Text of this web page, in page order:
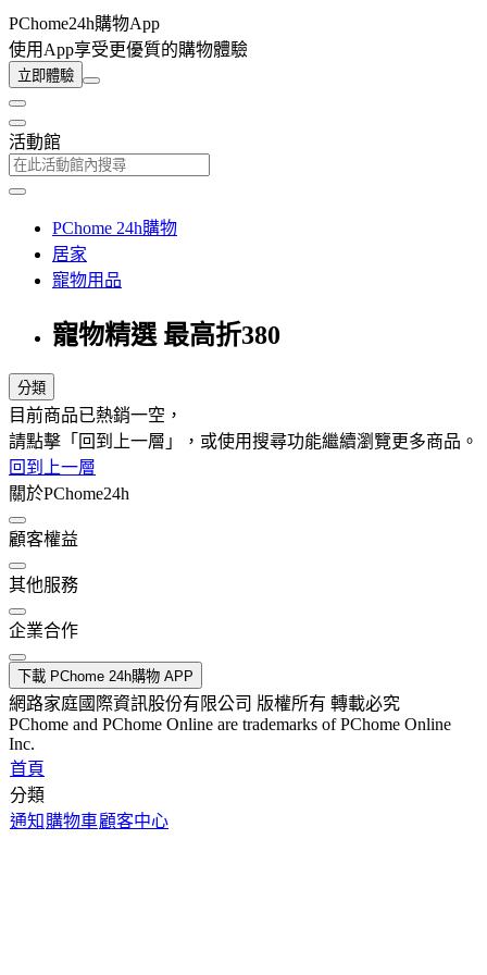
PChome24h購物App
使用App享受更優質的購物體驗
立即體驗
活動館
PChome 24h購物
居家
寵物用品
寵物精選 最高折380
分類
目前商品已熱銷一空，
請點擊「回到上一層」，或使用搜尋功能繼續瀏覽更多商品。
回到上一層
關於PChome24h
顧客權益
其他服務
企業合作
下載 PChome 24h購物 APP
網路家庭國際資訊股份有限公司 版權所有 轉載必究
PChome and PChome Online are trademarks of PChome Online
Inc.
首頁
分類
通知 購物車顧客中心